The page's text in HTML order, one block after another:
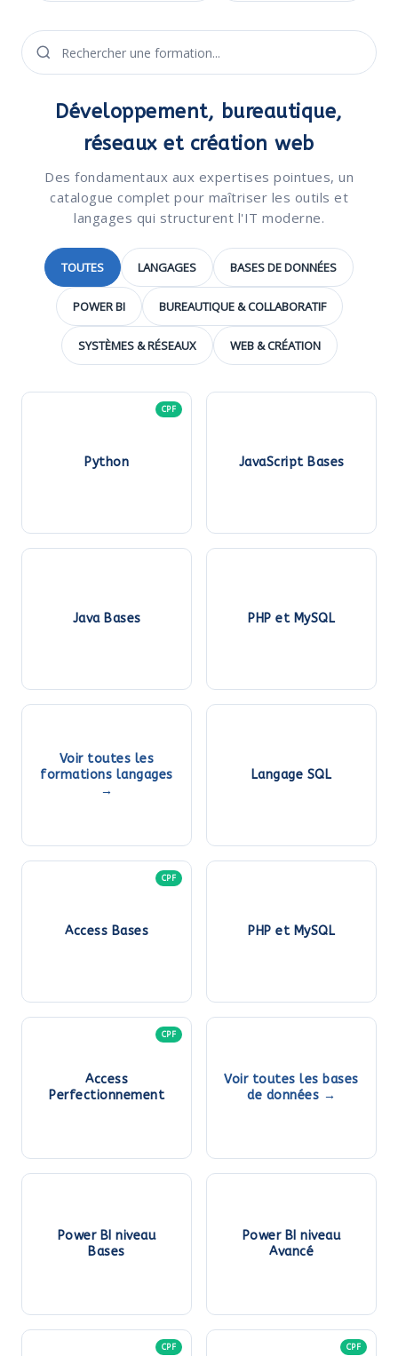
Développement, bureautique,
réseaux et création web
Des fondamentaux aux expertises pointues, un
catalogue complet pour maîtriser les outils et
langages qui structurent l'IT moderne.
TOUTES LANGAGES BASES DE DONNÉES
POWER BI BUREAUTIQUE & COLLABORATIF
SYSTÈMES & RÉSEAUX WEB & CRÉATION
CPF
Python JavaScript Bases
Java Bases PHP et MySQL
Voir toutes les
formations langages
→
Langage SQL
CPF
Access Bases PHP et MySQL
CPF
Access
Perfectionnement
Voir toutes les bases
de données →
Power BI niveau
Bases
Power BI niveau
Avancé
CPF CPF